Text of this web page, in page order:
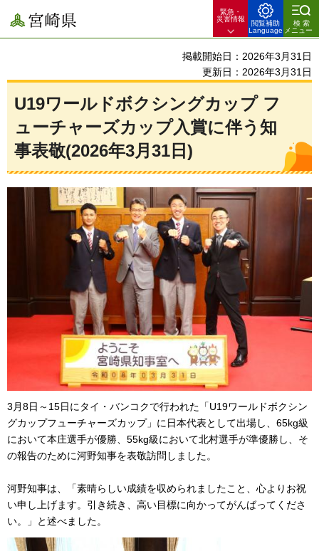
宮崎県
緊急・
災害情報
閲覧補助
Language
検索
メニュー
掲載開始日：2026年3月31日
更新日：2026年3月31日
U19ワールドボクシングカップ フ
ューチャーズカップ入賞に伴う知
事表敬(2026年3月31日)
3月8日～15日にタイ・バンコクで行われた「U19ワールドボクシン
グカップフューチャーズカップ」に日本代表として出場し、65kg級
において本庄選手が優勝、55kg級において北村選手が準優勝し、そ
の報告のために河野知事を表敬訪問しました。
河野知事は、「素晴らしい成績を収められましたこと、心よりお祝
い申し上げます。引き続き、高い目標に向かってがんばってくださ
い。」と述べました。